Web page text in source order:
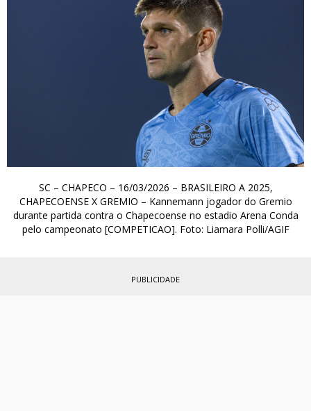
SC – CHAPECO – 16/03/2026 – BRASILEIRO A 2025,
CHAPECOENSE X GREMIO – Kannemann jogador do Gremio
durante partida contra o Chapecoense no estadio Arena Conda
pelo campeonato [COMPETICAO]. Foto: Liamara Polli/AGIF
PUBLICIDADE